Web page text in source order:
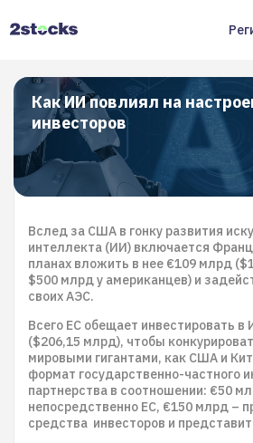
Как ИИ повлиял на
инвесторов
Вслед за США в гонку развития
интеллекта (ИИ) включается
планах вложить в нее €109 млрд
$500 млрд у американцев) и
своих АЭС.
Всего ЕC обещает инвестировать
($206,15 млрд), чтобы
мировыми гигантами, как США и
формат государственно-частного
партнерства в соотношении: €50
непосредственно ЕС, €150 млрд –
средства инвесторов и